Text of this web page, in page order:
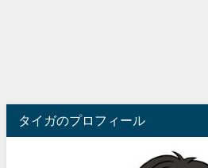
タイガのプロフィール